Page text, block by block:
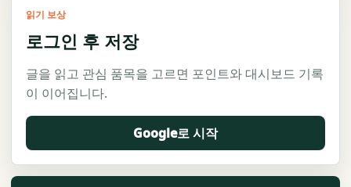
읽기 보상
로그인 후 저장
글을 읽고 관심 품목을 고르면 포인트와 대시보드 기록
이 이어집니다.
Google로 시작